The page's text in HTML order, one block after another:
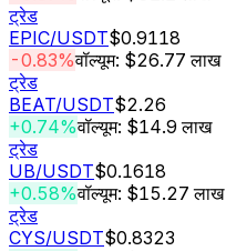
ट्रेड
EPIC/USDT$0.9118
-0.83%वॉल्यूम: $26.77 लाख
ट्रेड
BEAT/USDT$2.26
+0.74%वॉल्यूम: $14.9 लाख
ट्रेड
UB/USDT$0.1618
+0.58%वॉल्यूम: $15.27 लाख
ट्रेड
CYS/USDT$0.8323